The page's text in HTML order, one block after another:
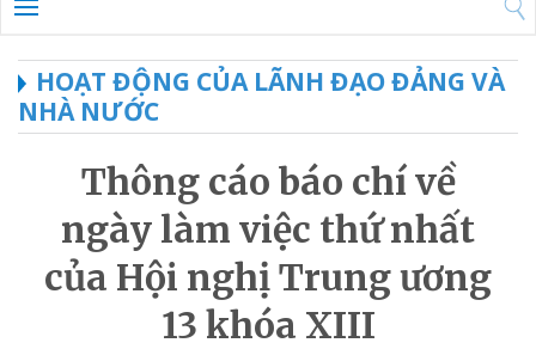
HOẠT ĐỘNG CỦA LÃNH ĐẠO ĐẢNG VÀ
NHÀ NƯỚC
Thông cáo báo chí về
ngày làm việc thứ nhất
của Hội nghị Trung ương
13 khóa XIII